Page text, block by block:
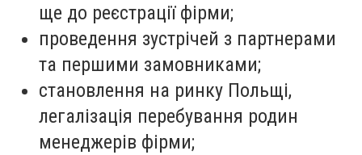
ще до реєстрації фірми;
проведення зустрічей з партнерами
та першими замовниками;
становлення на ринку Польщі,
легалізація перебування родин
менеджерів фірми;